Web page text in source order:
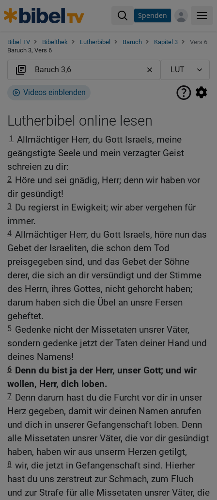
Spenden
Bibel TV Bibelthek Lutherbibel Baruch Kapitel 3
Vers 6
Baruch 3, Vers 6
Videos einblenden
Lutherbibel online lesen
1 Allmächtiger Herr, du Gott Israels, meine
geängstigte Seele und mein verzagter Geist
schreien zu dir:
2 Höre und sei gnädig, Herr; denn wir haben vor
dir gesündigt!
3 Du regierst in Ewigkeit; wir aber vergehen für
immer.
4 Allmächtiger Herr, du Gott Israels, höre nun das
Gebet der Israeliten, die schon dem Tod
preisgegeben sind, und das Gebet der Söhne
derer, die sich an dir versündigt und der Stimme
des Herrn, ihres Gottes, nicht gehorcht haben;
darum haben sich die Übel an unsre Fersen
geheftet.
5 Gedenke nicht der Missetaten unsrer Väter,
sondern gedenke jetzt der Taten deiner Hand und
deines Namens!
6 Denn du bist ja der Herr, unser Gott; und wir
wollen, Herr, dich loben.
7 Denn darum hast du die Furcht vor dir in unser
Herz gegeben, damit wir deinen Namen anrufen
und dich in unserer Gefangenschaft loben. Denn
alle Missetaten unsrer Väter, die vor dir gesündigt
haben, haben wir aus unserm Herzen getilgt,
8 wir, die jetzt in Gefangenschaft sind. Hierher
hast du uns zerstreut zur Schmach, zum Fluch
und zur Strafe für alle Missetaten unsrer Väter, die